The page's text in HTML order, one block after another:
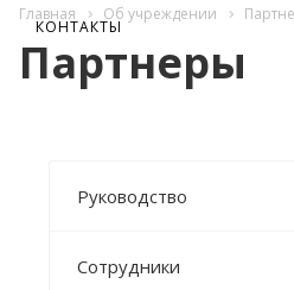
Главная Об учреждении
Партнеры
Руководство
Сотрудники
КОНТАКТЫ